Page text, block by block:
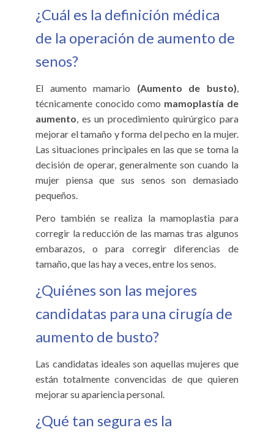
¿Cuál es la definición médica
de la operación de aumento de
senos?
El aumento mamario (Aumento de busto),
técnicamente conocido como mamoplastía de
aumento, es un procedimiento quirúrgico para
mejorar el tamaño y forma del pecho en la mujer.
Las situaciones principales en las que se toma la
decisión de operar, generalmente son cuando la
mujer piensa que sus senos son demasiado
pequeños.
Pero también se realiza la mamoplastia para
corregir la reducción de las mamas tras algunos
embarazos, o para corregir diferencias de
tamaño, que las hay a veces, entre los senos.
¿Quiénes son las mejores
candidatas para una cirugía de
aumento de busto?
Las candidatas ideales son aquellas mujeres que
están totalmente convencidas de que quieren
mejorar su apariencia personal.
¿Qué tan segura es la